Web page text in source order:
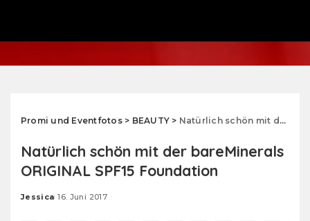
Promi und Eventfotos> BEAUTY > Natürlich schön mit der bareMinerals ORIGINAL SPF15 Foundation
Natürlich schön mit der bareMinerals
ORIGINAL SPF15 Foundation
Posted
Jessica 16. Juni 2017